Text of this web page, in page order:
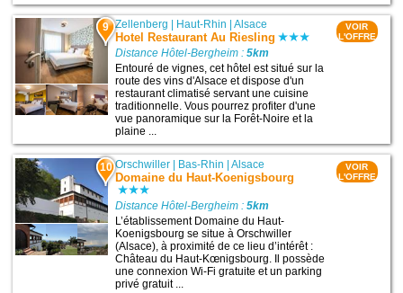
9 Zellenberg Haut-Rhin |Alsace
Hotel Restaurant Au Riesling
Distance Hôtel-Bergheim :5km
Entouré de vignes, cet hôtel est situé sur la
route des vins d'Alsace et dispose d'un
restaurant climatisé servant une cuisine
traditionnelle. Vous pourrez profiter d'une
vue panoramique sur la Forêt-Noire et la
plaine ...
VOIR
L'OFFRE
10 Orschwiller | Bas-Rhin |Alsace
Domaine du Haut-Koenigsbourg
Distance Hôtel-Bergheim :5km
L’établissement Domaine du Haut-
Koenigsbourg se situe à Orschwiller
(Alsace), à proximité de ce lieu d’intérêt :
Château du Haut-Kœnigsbourg. Il possède
une connexion Wi-Fi gratuite et un parking
privé gratuit ...
VOIR
L'OFFRE